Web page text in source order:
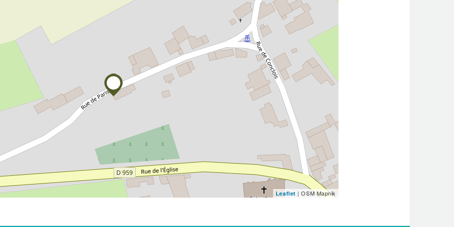
Leaflet | OSM Mapnik